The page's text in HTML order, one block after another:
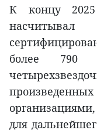
К концу
насчитывал
более 790
для